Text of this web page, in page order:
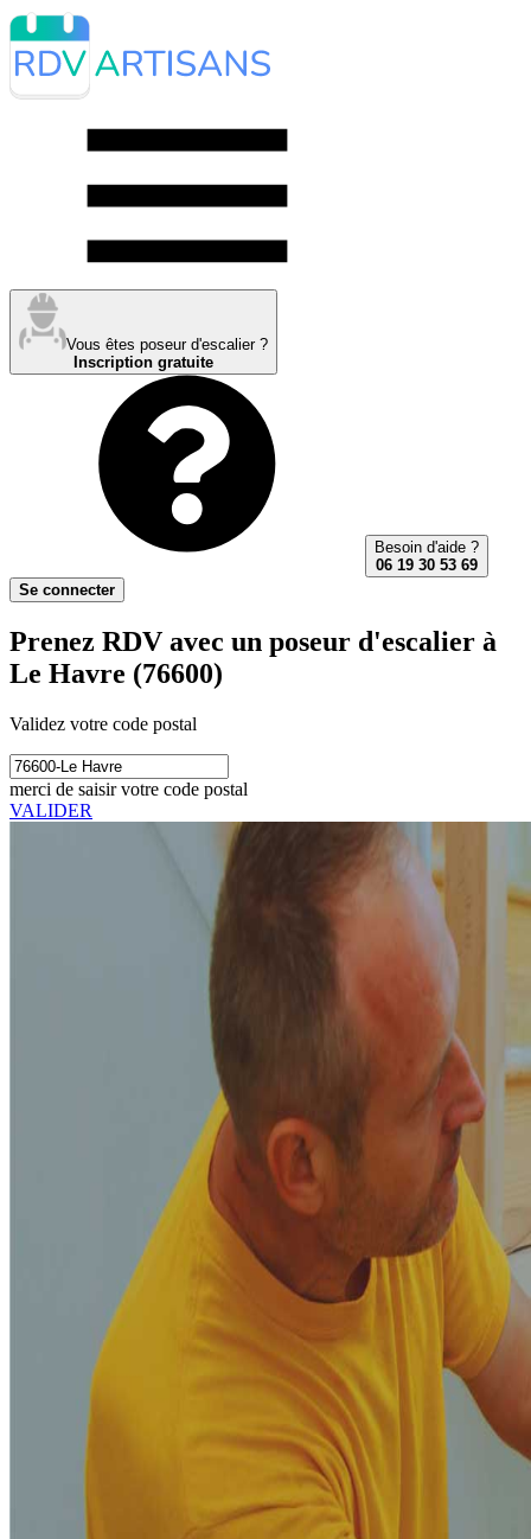
Vous êtes poseur d'escalier ?
Inscription gratuite
Besoin d'aide ?
06 19 30 53 69
Se connecter
Prenez RDV avec un poseur d'escalier à
Le Havre (76600)
Validez votre code postal
merci de saisir votre code postal
VALIDER